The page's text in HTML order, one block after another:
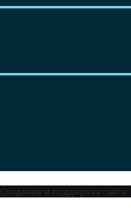
Создание и поддержка сайта: